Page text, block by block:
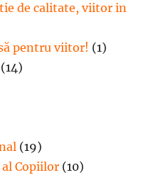
de calitate, viitor in
pentru viitor! (1)
(14)
(19)
Copiilor (10)